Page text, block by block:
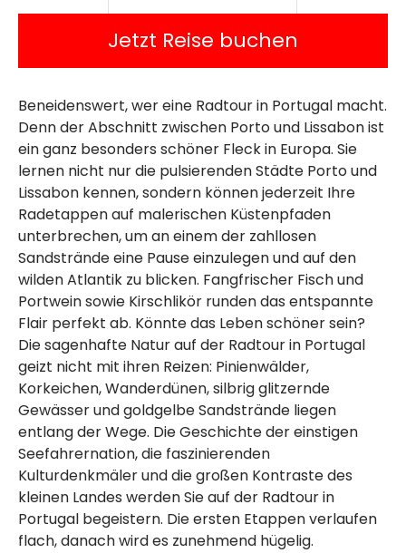
Jetzt Reise buchen
Beneidenswert, wer eine Radtour in Portugal macht.
Denn der Abschnitt zwischen Porto und Lissabon ist
ein ganz besonders schöner Fleck in Europa. Sie
lernen nicht nur die pulsierenden Städte Porto und
Lissabon kennen, sondern können jederzeit Ihre
Radetappen auf malerischen Küstenpfaden
unterbrechen, um an einem der zahllosen
Sandstrände eine Pause einzulegen und auf den
wilden Atlantik zu blicken. Fangfrischer Fisch und
Portwein sowie Kirschlikör runden das entspannte
Flair perfekt ab. Könnte das Leben schöner sein?
Die sagenhafte Natur auf der Radtour in Portugal
geizt nicht mit ihren Reizen: Pinienwälder,
Korkeichen, Wanderdünen, silbrig glitzernde
Gewässer und goldgelbe Sandstrände liegen
entlang der Wege. Die Geschichte der einstigen
Seefahrernation, die faszinierenden
Kulturdenkmäler und die großen Kontraste des
kleinen Landes werden Sie auf der Radtour in
Portugal begeistern. Die ersten Etappen verlaufen
flach, danach wird es zunehmend hügelig.